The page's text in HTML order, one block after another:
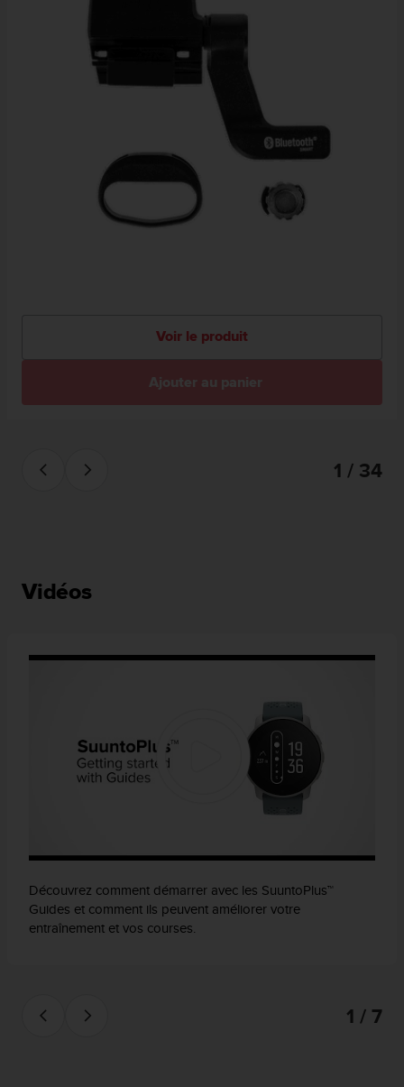
Voir le produit
Ajouter au panier
1 / 34
Vidéos
Découvrez comment démarrer avec les SuuntoPlus™
Guides et comment ils peuvent améliorer votre
entraînement et vos courses.
1 / 7